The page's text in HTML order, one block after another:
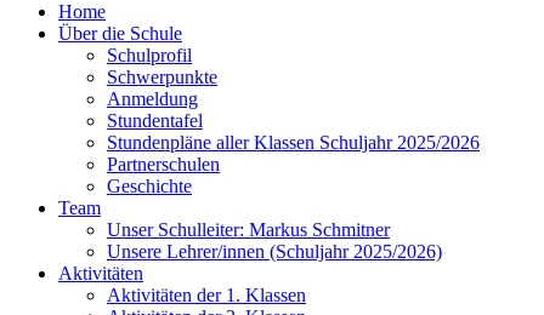
Home
Über die Schule
Schulprofil
Schwerpunkte
Anmeldung
Stundentafel
Stundenpläne aller Klassen Schuljahr 2025/2026
Partnerschulen
Geschichte
Team
Unser Schulleiter: Markus Schmitner
Unsere Lehrer/innen (Schuljahr 2025/2026)
Aktivitäten
Aktivitäten der 1. Klassen